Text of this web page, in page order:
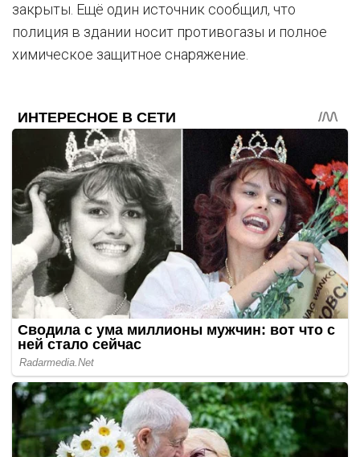
закрыты. Ещё один источник сообщил, что
полиция в здании носит противогазы и полное
химическое защитное снаряжение.